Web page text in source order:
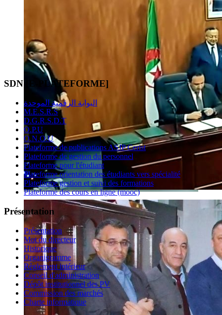
SDN [E-PLATEFORME]
البوابة الرقمية الموحدة
M.E.S.R.S
D.G.R.S.D.T
O.P.U
O.N.O.U
Plateforme de publications ASJP Cerist
Plateforme de gestion du personnel
Plateforme pour l'étudiant
Plateforme orientation des étudiants vers spécialité
Plateforme gestion et suivi des formations
Plateforme des cours en ligne (mooc)
Présentation
Présentation
Mot du directeur
Historique
Organigramme
Règlement intérieur
Conseil d'administration
Dépôt institutionnel des PV
Commission des marchés
Charte informatique